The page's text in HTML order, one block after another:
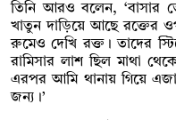
তিনি আরও বলেন, ‘বাসার
খাতুন দাড়িয়ে আছে রক্তের
রুমেও দেখি রক্ত। তাদের
রামিসার লাশ ছিল মাথা
এরপর আমি থানায় গিয়ে
জন্য।’